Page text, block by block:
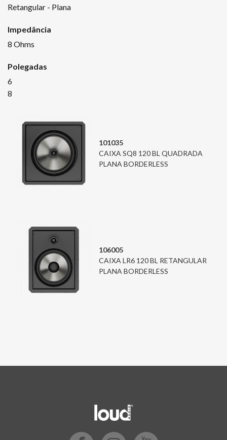
Retangular - Plana
Impedância
8 Ohms
Polegadas
6
8
101035
CAIXA SQ8 120 BL QUADRADA
PLANA BORDERLESS
106005
CAIXA LR6 120 BL RETANGULAR
PLANA BORDERLESS